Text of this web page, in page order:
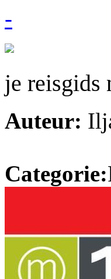
-
je reisgids
Auteur:
Categorie: